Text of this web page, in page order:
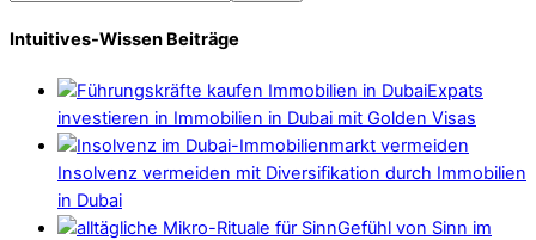
Intuitives-Wissen Beiträge
Expats
investieren in Immobilien in Dubai mit Golden Visas
Insolvenz vermeiden mit Diversifikation durch Immobilien
in Dubai
Gefühl von Sinn im